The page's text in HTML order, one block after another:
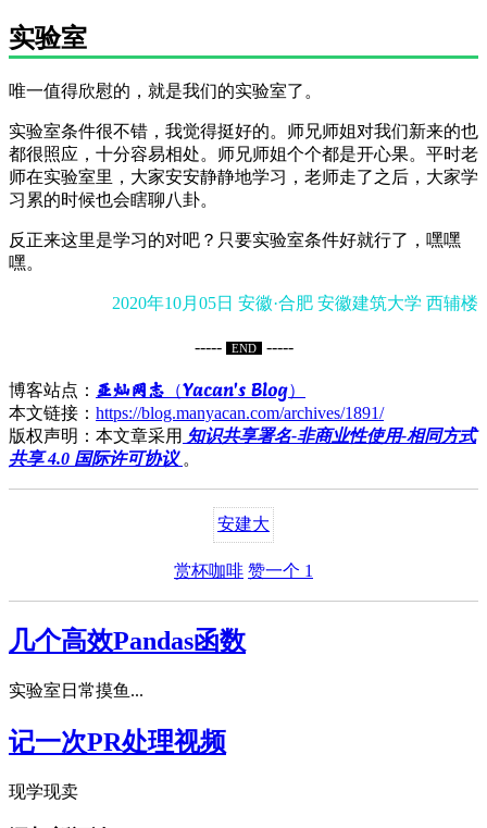
实验室
唯一值得欣慰的，就是我们的实验室了。
实验室条件很不错，我觉得挺好的。师兄师姐对我们新来的也
都很照应，十分容易相处。师兄师姐个个都是开心果。平时老
师在实验室里，大家安安静静地学习，老师走了之后，大家学
习累的时候也会瞎聊八卦。
反正来这里是学习的对吧？只要实验室条件好就行了，嘿嘿
嘿。
2020年10月05日 安徽·合肥 安徽建筑大学 西辅楼
----- END -----
博客站点： 亚灿网志（Yacan's Blog）
本文链接： https://blog.manyacan.com/archives/1891/
版权声明：本文章采用 知识共享署名-非商业性使用-相同方式
共享 4.0 国际许可协议 。
安建大
赏杯咖啡 赞一个 1
几个高效Pandas函数
实验室日常摸鱼...
记一次PR处理视频
现学现卖